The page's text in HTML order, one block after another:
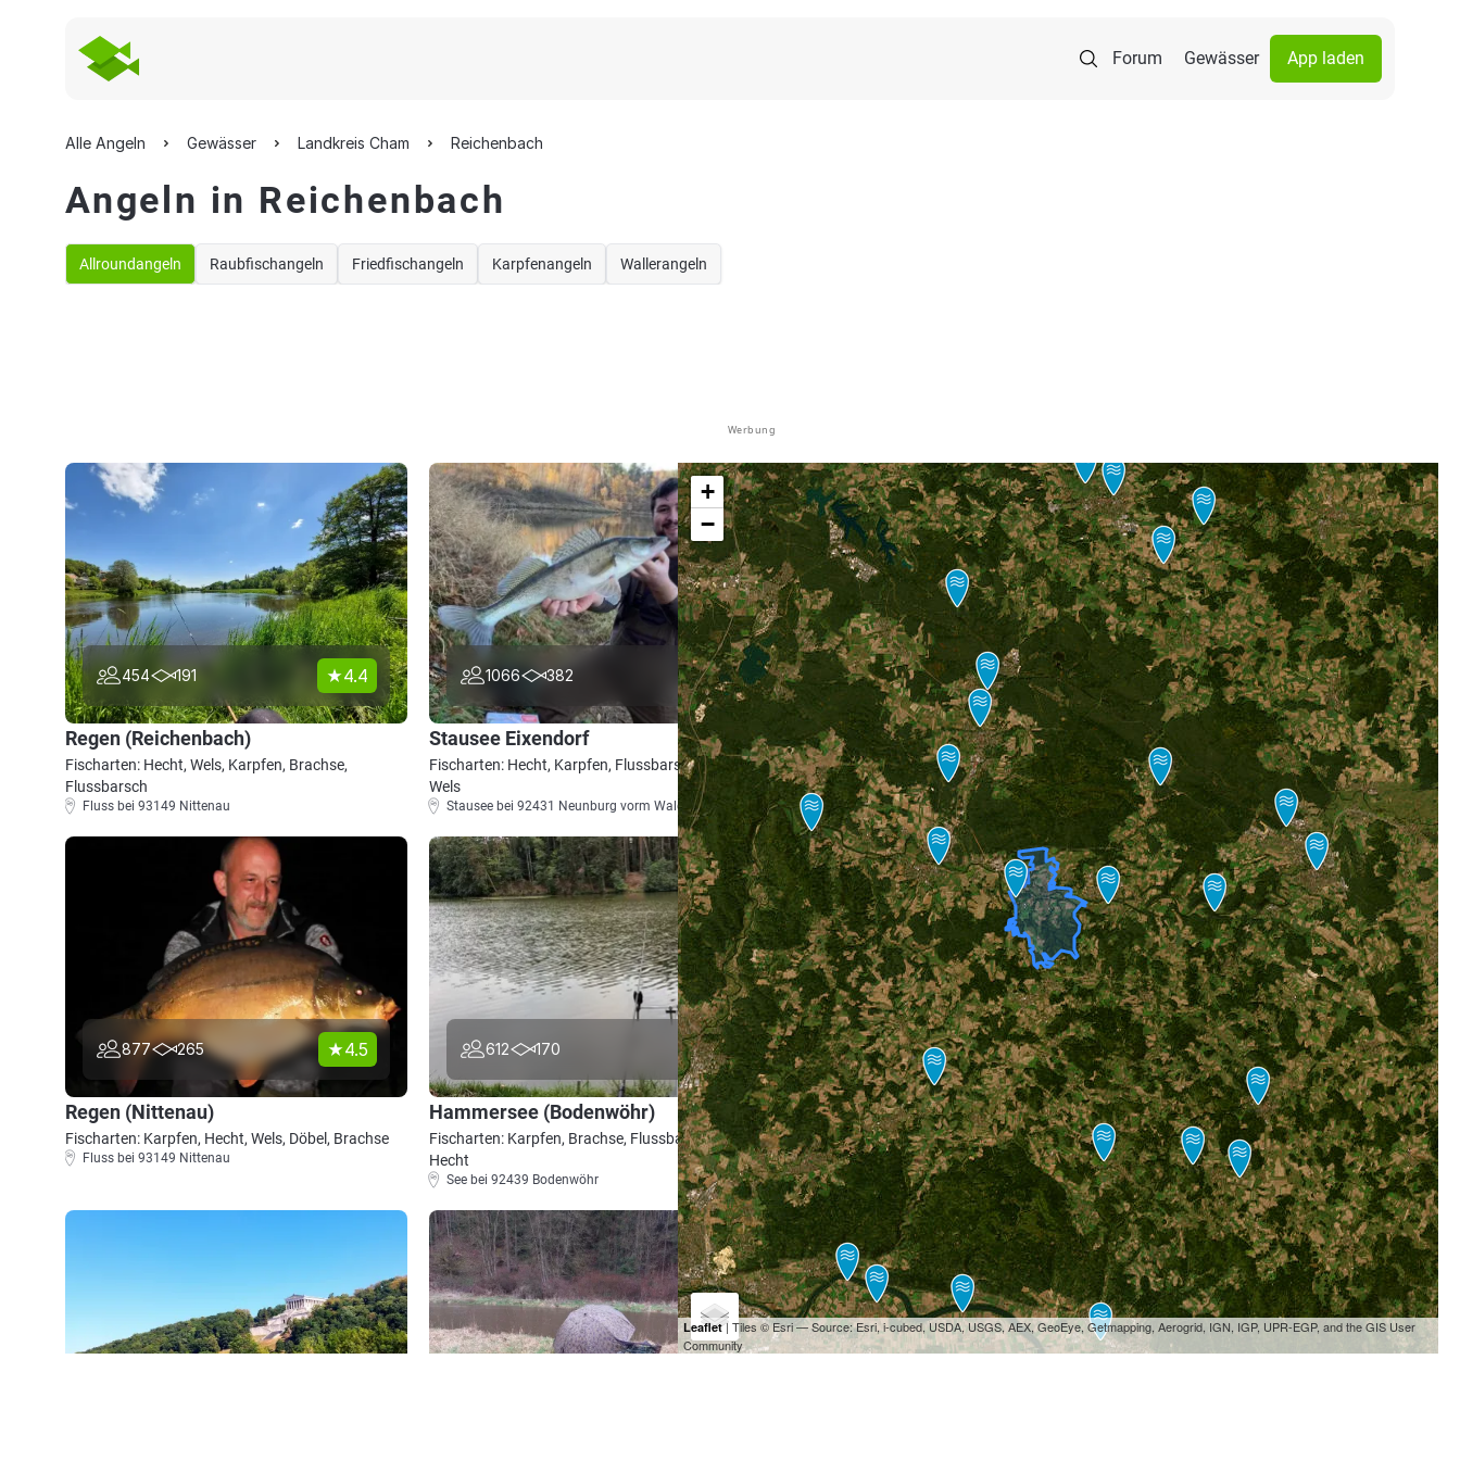
Forum Gewässer App laden
Alle Angeln Gewässer Landkreis Cham Reichenbach
Angeln in Reichenbach
Allroundangeln Raubfischangeln Friedfischangeln Karpfenangeln Wallerangeln
Werbung
454 191 4.4
Regen (Reichenbach)
Fischarten: Hecht, Wels, Karpfen, Brachse,
Flussbarsch
Fluss bei 93149 Nittenau
1066 382 4.5
Stausee Eixendorf
Fischarten: Hecht, Karpfen, Flussbarsch, Zander,
Wels
Stausee bei 92431 Neunburg vorm Wald
877 265 4.5
Regen (Nittenau)
Fischarten: Karpfen, Hecht, Wels, Döbel, Brachse
Fluss bei 93149 Nittenau
612 170 4.5
Hammersee (Bodenwöhr)
Fischarten: Karpfen, Brachse, Flussbarsch, Wels,
Hecht
See bei 92439 Bodenwöhr
+
−
Leaflet| Tiles © Esri — Source: Esri, i-cubed, USDA, USGS, AEX, GeoEye, Getmapping, Aerogrid, IGN, IGP, UPR-EGP, and the GIS User
Community